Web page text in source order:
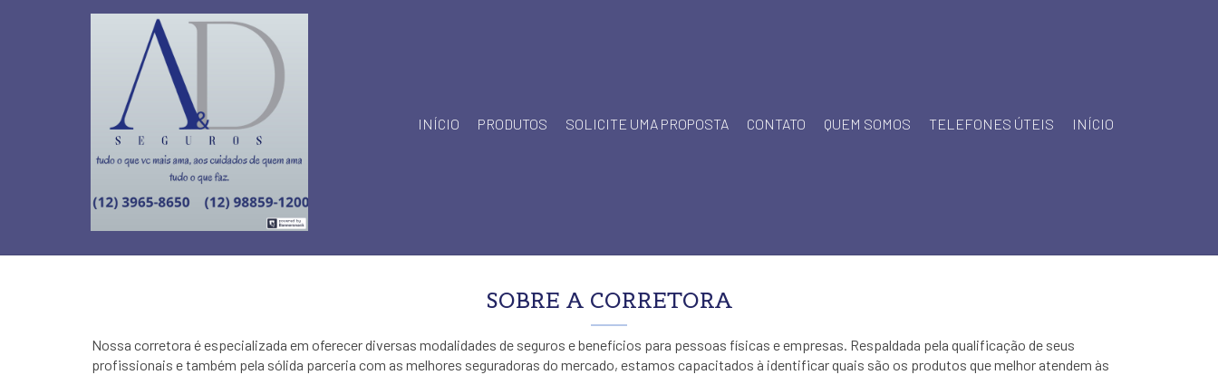
INÍCIO PRODUTOS SOLICITE UMA PROPOSTA CONTATO QUEM SOMOS TELEFONES ÚTEIS INÍCIO
SOBRE A CORRETORA
Nossa corretora é especializada em oferecer diversas modalidades de seguros e benefícios para pessoas físicas e empresas. Respaldada pela qualificação de seus
profissionais e também pela sólida parceria com as melhores seguradoras do mercado, estamos capacitados à identificar quais são os produtos que melhor atendem às